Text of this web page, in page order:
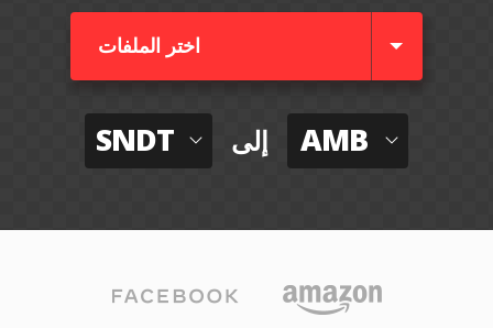
اختر الملفات
SNDT إلى AMB